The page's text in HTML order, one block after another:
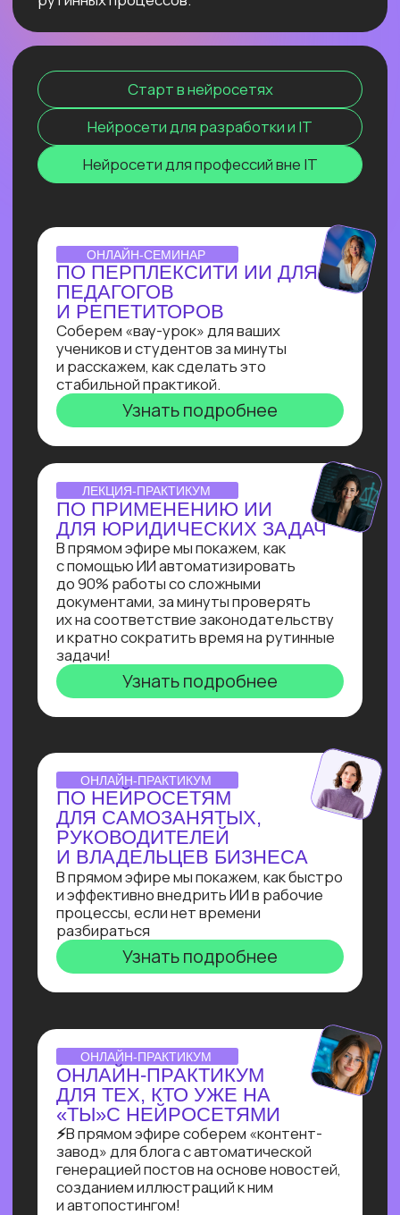
сокращение расходов, ускорение
и прочее. Освоив эту востребованную
профессию сейчас, ты станешь
интеллектуальные продукты, которые
меняют правила игры и приносят
реальную прибыль.
ОТКРЫТЫЙ УРОК
ЗАПУСК НЕЙРОСЕТИ
Покажем, как развернуть модель
deepseek R1 прямо на своём
компьютере и не переживать
о безопасности данных, зависаниях
и плохом интернете
Узнать подробнее
ОNLINE-ПРАКТИКУМ
ПО СОЗДАНИЮ ИИ-
АССИСТЕНТА
В прямом эфире Кирилл Пшинник
сделает реальную задачу промпт-
инженера: создаст
многофункционального ИИ-ассистента
для коммуникации с клиентом на сайте
и сокращения затрат на персонал.
Узнать подробнее
ОNLINE-ИНТЕНСИВ
СОЗДАЕМ ИИ-АССИСТЕНТА
ЗА 3 ДНЯ!
Ты создашь полноценного ИИ-
ассистента, интегрированного
в Telegram, на выбранную тобой тему
без единой строчки кода!
Узнать подробнее
ОТКРЫТАЯ ЛЕКЦИЯ
СВОЙ БИЗНЕС НА ИИ
реальное видение рынка ИИ
от эксперта по нейросетям Зерокодер
Кирилла Пшинника!
Узнать подробнее
ВЕБИНАР-ОБЗОР
ПРОФЕССИЯ ПРОМПТ-
ИНЖЕНЕР: КАК ХАЙП
ПРОШЛОГО ГОДА
ПРЕВРАТИЛСЯ В САМУЮ
ВОСТРЕБОВАННУЮ
СПЕЦИАЛИЗАЦИЮ В 2025?
Больше 2 лет наш карьерный центр
поделиться самыми свежими данными
Узнать подробнее
ОNLINE-ПРАКТИКУМ
ПО СОЗДАНИЮ ИИ-
АДМИНИСТРАТОРА
Собираем многофункционального ИИ-
администратора для салона красоты
за 60 минут!
Ты увидишь, как и с помощью чего